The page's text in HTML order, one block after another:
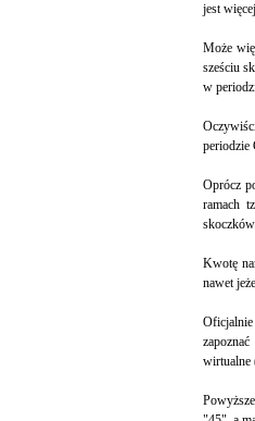
jest
Może
sześciu
w
periodzie
Oprócz
ramach
skoczków.
Kwotę
nawet
wirtualne